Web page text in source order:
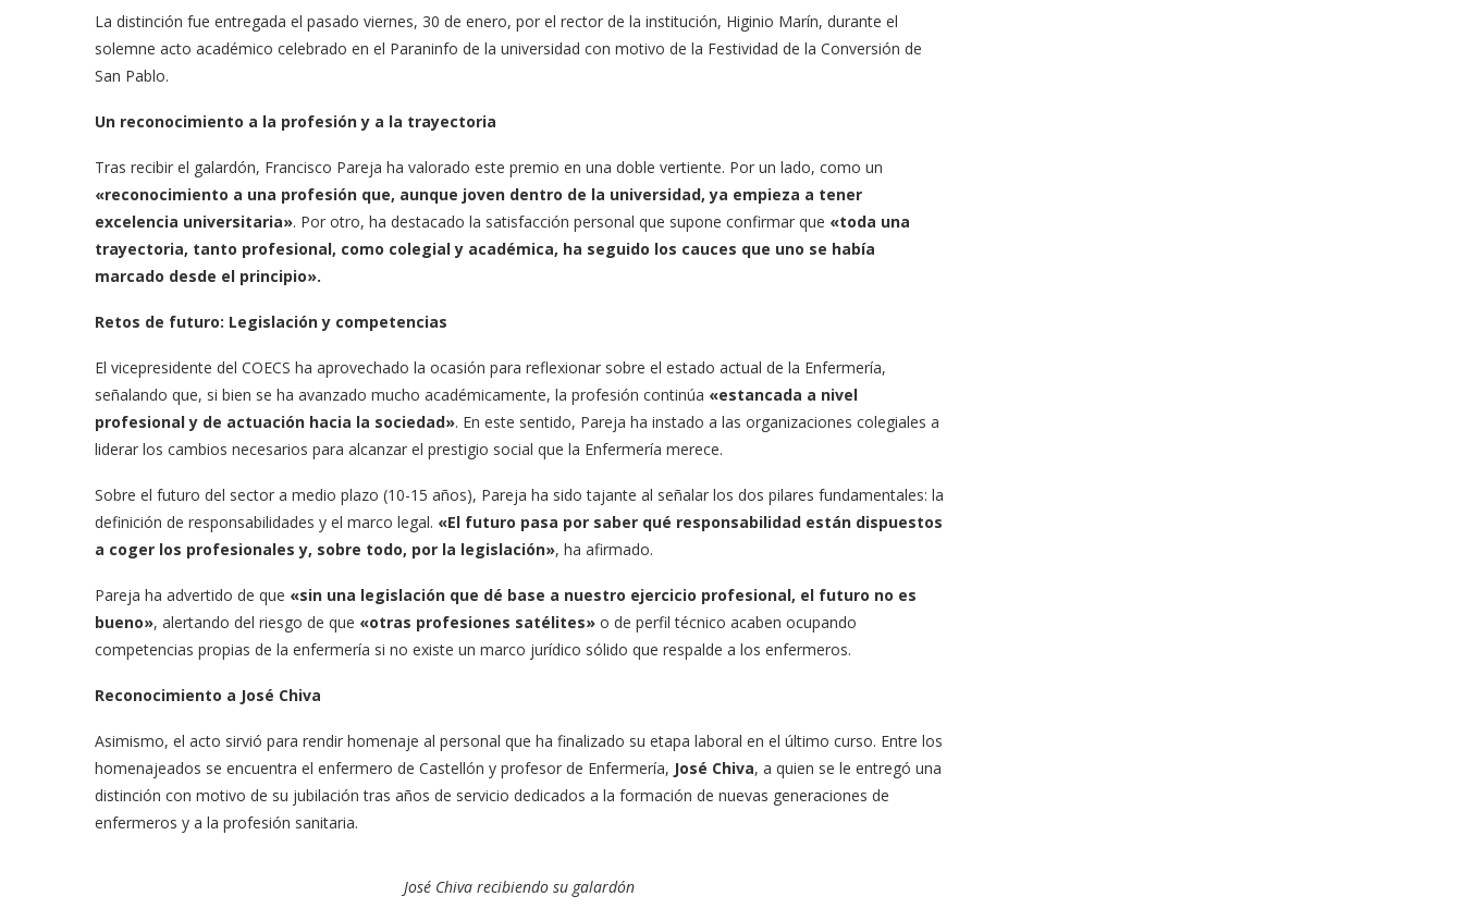
La distinción fue entregada el pasado viernes, 30 de enero, por el rector de la institución, Higinio Marín, durante el
solemne acto académico celebrado en el Paraninfo de la universidad con motivo de la Festividad de la Conversión de
San Pablo.
Un reconocimiento a la profesión y a la trayectoria
Tras recibir el galardón, Francisco Pareja ha valorado este premio en una doble vertiente. Por un lado, como un
«reconocimiento a una profesión que, aunque joven dentro de la universidad, ya empieza a tener
excelencia universitaria». Por otro, ha destacado la satisfacción personal que supone confirmar que «toda una
trayectoria, tanto profesional, como colegial y académica, ha seguido los cauces que uno se había
marcado desde el principio».
Retos de futuro: Legislación y competencias
El vicepresidente del COECS ha aprovechado la ocasión para reflexionar sobre el estado actual de la Enfermería,
señalando que, si bien se ha avanzado mucho académicamente, la profesión continúa «estancada a nivel
profesional y de actuación hacia la sociedad». En este sentido, Pareja ha instado a las organizaciones colegiales a
liderar los cambios necesarios para alcanzar el prestigio social que la Enfermería merece.
Sobre el futuro del sector a medio plazo (10-15 años), Pareja ha sido tajante al señalar los dos pilares fundamentales: la
definición de responsabilidades y el marco legal. «El futuro pasa por saber qué responsabilidad están dispuestos
a coger los profesionales y, sobre todo, por la legislación», ha afirmado.
Pareja ha advertido de que «sin una legislación que dé base a nuestro ejercicio profesional, el futuro no es
bueno», alertando del riesgo de que «otras profesiones satélites» o de perfil técnico acaben ocupando
competencias propias de la enfermería si no existe un marco jurídico sólido que respalde a los enfermeros.
Reconocimiento a José Chiva
Asimismo, el acto sirvió para rendir homenaje al personal que ha finalizado su etapa laboral en el último curso. Entre los
homenajeados se encuentra el enfermero de Castellón y profesor de Enfermería, José Chiva, a quien se le entregó una
distinción con motivo de su jubilación tras años de servicio dedicados a la formación de nuevas generaciones de
enfermeros y a la profesión sanitaria.
José Chiva recibiendo su galardón